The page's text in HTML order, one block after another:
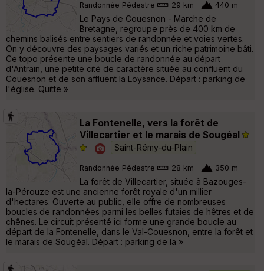
Randonnée Pédestre 29 km 440 m
Le Pays de Couesnon - Marche de
Bretagne, regroupe près de 400 km de
chemins balisés entre sentiers de randonnée et voies vertes.
On y découvre des paysages variés et un riche patrimoine bâti.
Ce topo présente une boucle de randonnée au départ
d'Antrain, une petite cité de caractère située au confluent du
Couesnon et de son affluent la Loysance. Départ : parking de
l'église. Quitte »
La Fontenelle, vers la forêt de
Villecartier et le marais de Sougéal
Saint-Rémy-du-Plain
Randonnée Pédestre 28 km 350 m
La forêt de Villecartier, située à Bazouges-
la-Pérouze est une ancienne forêt royale d'un millier
d'hectares. Ouverte au public, elle offre de nombreuses
boucles de randonnées parmi les belles futaies de hêtres et de
chênes. Le circuit présenté ici forme une grande boucle au
départ de la Fontenelle, dans le Val-Couesnon, entre la forêt et
le marais de Sougéal. Départ : parking de la »